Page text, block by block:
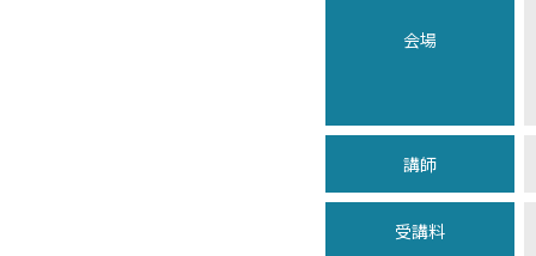
会場
講師
受講料